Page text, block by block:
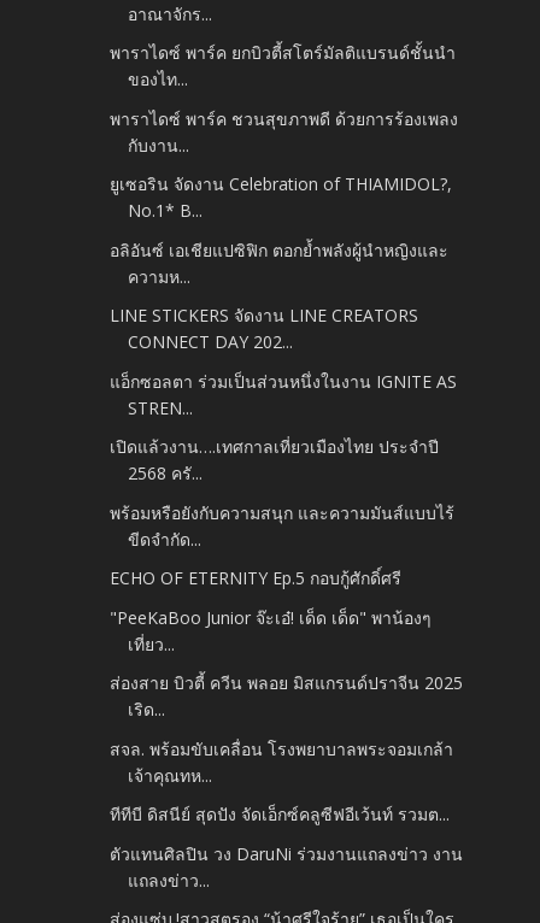
อาณาจักร...
พาราไดซ์ พาร์ค ยกบิวตี้สโตร์มัลติแบรนด์ชั้นนำ
ของไท...
พาราไดซ์ พาร์ค ชวนสุขภาพดี ด้วยการร้องเพลง
กับงาน...
ยูเซอริน จัดงาน Celebration of THIAMIDOL?,
No.1* B...
อลิอันซ์ เอเชียแปซิฟิก ตอกย้ำพลังผู้นำหญิงและ
ความห...
LINE STICKERS จัดงาน LINE CREATORS
CONNECT DAY 202...
แอ็กซอลตา ร่วมเป็นส่วนหนึ่งในงาน IGNITE AS
STREN...
เปิดแล้วงาน….เทศกาลเที่ยวเมืองไทย ประจำปี
2568 ครั...
พร้อมหรือยังกับความสนุก และความมันส์แบบไร้
ขีดจำกัด...
ECHO OF ETERNITY Ep.5 กอบกู้ศักดิ์ศรี
"PeeKaBoo Junior จ๊ะเอ๋! เด็ด เด็ด" พาน้องๆ
เที่ยว...
ส่องสาย บิวตี้ ควีน พลอย มิสแกรนด์ปราจีน 2025
เริด...
สจล. พร้อมขับเคลื่อน โรงพยาบาลพระจอมเกล้า
เจ้าคุณทห...
ทีทีบี ดิสนีย์ สุดปัง จัดเอ็กซ์คลูซีฟอีเว้นท์ รวมต...
ตัวแทนศิลปิน วง DaruNi ร่วมงานแถลงข่าว งาน
แถลงข่าว...